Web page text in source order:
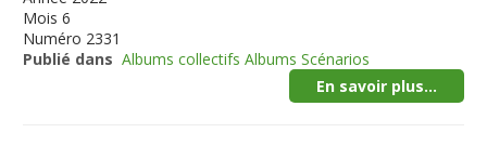
Mois 6
Numéro 2331
Publié dans Albums collectifs Albums Scénarios
En savoir plus...